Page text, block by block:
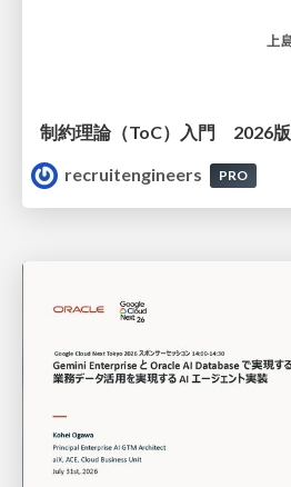
制約理論（ToC）入門 2026版
recruitengineers
PRO